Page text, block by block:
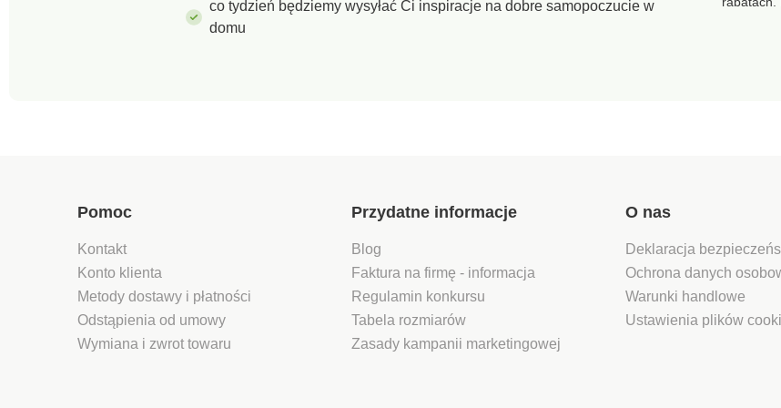
nasączonym odrobiną
co tydzień będziemy wysyłać Ci inspiracje na dobre samopoczucie w
domu
Pomoc
Kontakt
Konto klienta
Metody dostawy i płatności
Odstąpienia od umowy
Wymiana i zwrot towaru
Przydatne informacje
Blog
Faktura na firmę - informacja
Regulamin konkursu
Tabela rozmiarów
Zasady kampanii marketingowej
O nas
Deklaracja
Ochrona danych
Warunki handlowe
Ustawienia plików